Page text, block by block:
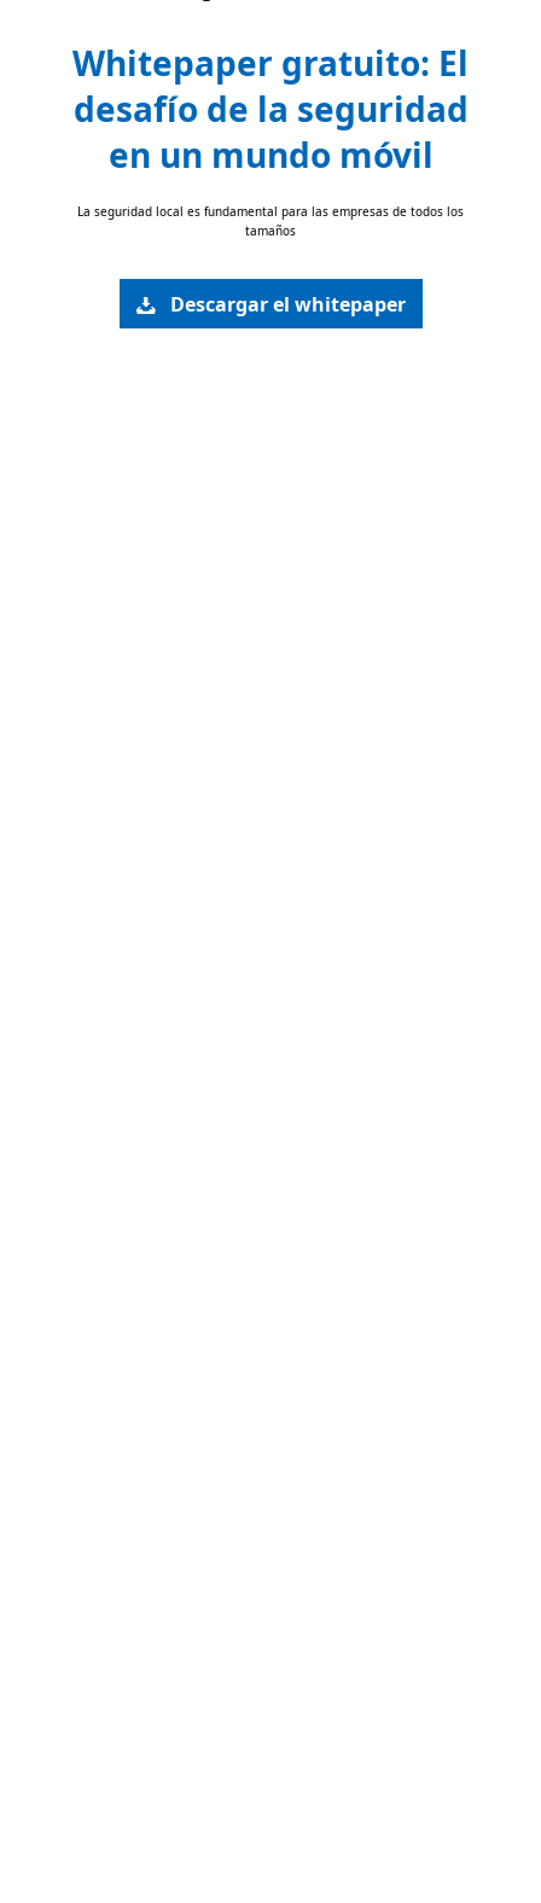
Whitepaper gratuito: El
desafío de la seguridad
en un mundo móvil
La seguridad local es fundamental para las empresas de todos los
tamaños
Descargar el whitepaper